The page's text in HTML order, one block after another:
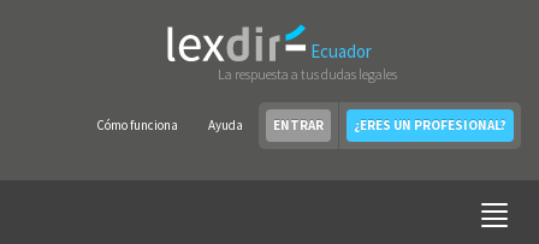
Ecuador
La respuesta a tus dudas legales
Cómo funciona Ayuda ENTRAR ¿ERES UN PROFESIONAL?